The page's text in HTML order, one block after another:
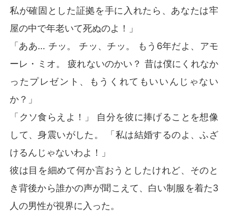
私が確固とした証拠を手に入れたら、あなたは牢
屋の中で年老いて死ぬのよ！」
「ああ… チッ。 チッ、チッ。 もう6年だよ、アモ
ーレ・ミオ。 疲れないのかい？ 昔は僕にくれなか
ったプレゼント、もうくれてもいいんじゃない
か？」
「クソ食らえよ！」 自分を彼に捧げることを想像
して、身震いがした。 「私は結婚するのよ、ふざ
けるんじゃないわよ！」
彼は目を細めて何か言おうとしたけれど、そのと
き背後から誰かの声が聞こえて、白い制服を着た3
人の男性が視界に入った。